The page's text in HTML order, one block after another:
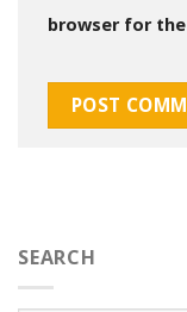
browser for
SEARCH